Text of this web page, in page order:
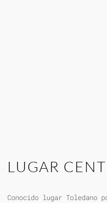
LUGAR
Conocido lugar Toledano